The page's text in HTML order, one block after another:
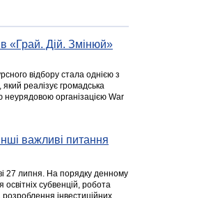
«Грай. Дій. Змінюй»
відбору стала однією з
який реалізує громадська
неурядовою організацією War
важливі питання
27 липня. На порядку денному
субвенцій, робота
інвестиційних